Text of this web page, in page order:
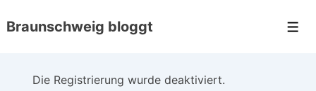
Zum
Braunschweig bloggt
Die Registrierung wurde deaktiviert.